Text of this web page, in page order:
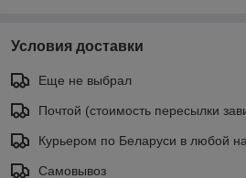
Условия доставки
Еще не выбрал
Почтой (стоимость пересылки
Курьером по Беларуси в любой
Самовывоз